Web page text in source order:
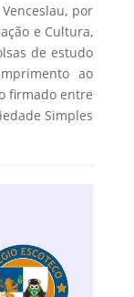
por
e Cultura,
de estudo
ao
firmado entre
Simples